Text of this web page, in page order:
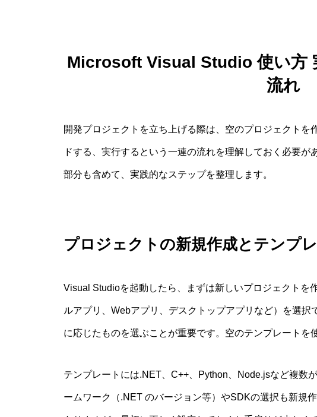
Microsoft Visual Studio 使い方
流れ
開発プロジェクトを立ち上げる際は、空のプロジェクト
ドする、実行するという一連の流れを理解しておく必要
部分も含めて、実践的なステップを整理します。
プロジェクトの新規作成とテンプ
Visual Studioを起動したら、まずは新しいプロジェクトを
ルアプリ、Webアプリ、デスクトップアプリなど）を選
に応じたものを選ぶことが重要です。空のテンプレートを
テンプレートには.NET、C++、Python、Node.jsなど複数
ームワーク（.NET のバージョン等）やSDKの選択も新規